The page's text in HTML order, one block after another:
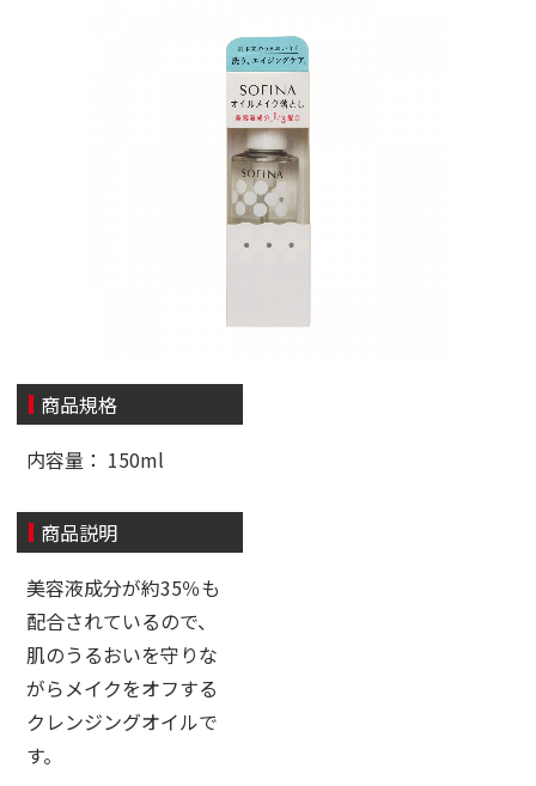
商品規格
内容量： 150ml
商品説明
美容液成分が約35％も
配合されているので、
肌のうるおいを守りな
がらメイクをオフする
クレンジングオイルで
す。